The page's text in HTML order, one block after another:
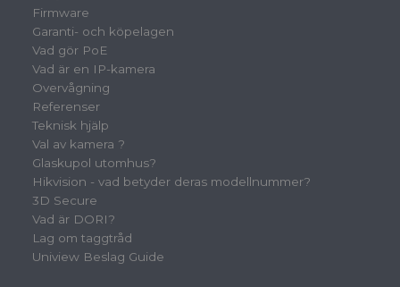
Firmware
Garanti- och köpelagen
Vad gör PoE
Vad är en IP-kamera
Overvågning
Referenser
Teknisk hjälp
Val av kamera ?
Glaskupol utomhus?
Hikvision - vad betyder deras modellnummer?
3D Secure
Vad är DORI?
Lag om taggtråd
Uniview Beslag Guide